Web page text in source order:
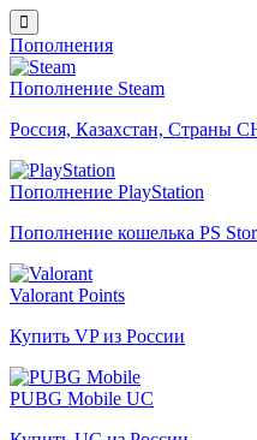
Пополнения
Пополнение Steam
Россия, Казахстан, Страны
Пополнение PlayStation
Пополнение кошелька PS
Valorant Points
Купить VP из России
PUBG Mobile UC